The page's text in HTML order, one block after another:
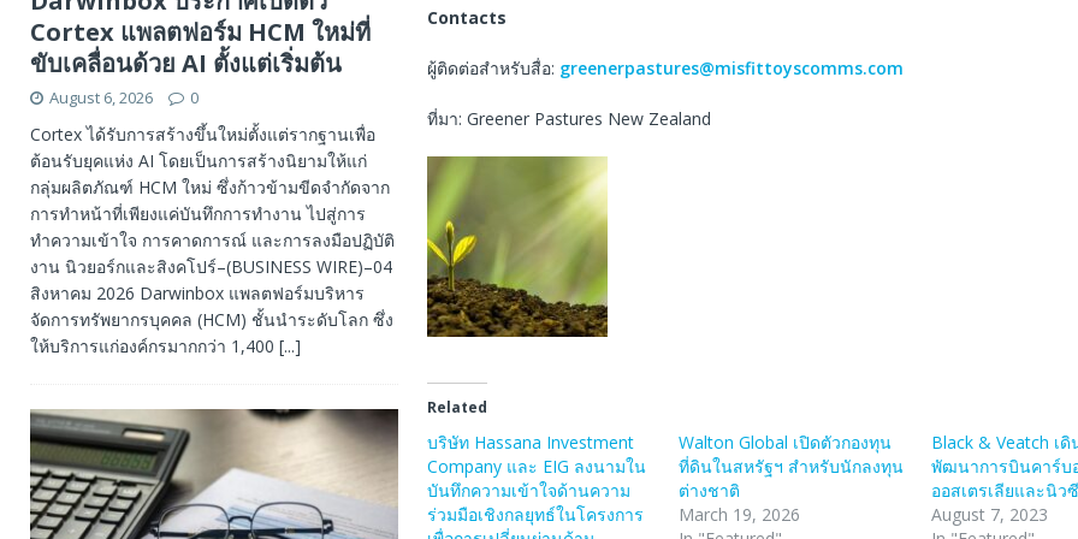
Contacts
ผู้ติดต่อสำหรับสื่อ: greenerpastures@misfittoyscomms.com
ที่มา: Greener Pastures New Zealand
Related
บริษัท Hassana Investment
Company และ EIG ลงนามใน
บันทึกความเข้าใจด้านความ
ร่วมมือเชิงกลยุทธ์ในโครงการ
Walton Global เปิดตัวกองทุน
ที่ดินในสหรัฐฯ สำหรับนักลงทุน
ต่างชาติ
March 19, 2026
Black & Veatch เ
พัฒนาการบินคาร์บ
ออสเตรเลียและนิว
August 7, 2023
Cortex แพลตฟอร์ม HCM ใหม่ที่
ขับเคลื่อนด้วย AI ตั้งแต่เริ่มต้น
August 6, 2026 0
Cortex ได้รับการสร้างขึ้นใหม่ตั้งแต่รากฐานเพื่อ
ต้อนรับยุคแห่ง AI โดยเป็นการสร้างนิยามให้แก่
กลุ่มผลิตภัณฑ์ HCM ใหม่ ซึ่งก้าวข้ามขีดจำกัดจาก
การทำหน้าที่เพียงแค่บันทึกการทำงาน ไปสู่การ
ทำความเข้าใจ การคาดการณ์ และการลงมือปฏิบัติ
งาน นิวยอร์กและสิงคโปร์–(BUSINESS WIRE)–04
สิงหาคม 2026 Darwinbox แพลตฟอร์มบริหาร
จัดการทรัพยากรบุคคล (HCM) ชั้นนำระดับโลก ซึ่ง
ให้บริการแก่องค์กรมากกว่า 1,400 [...]